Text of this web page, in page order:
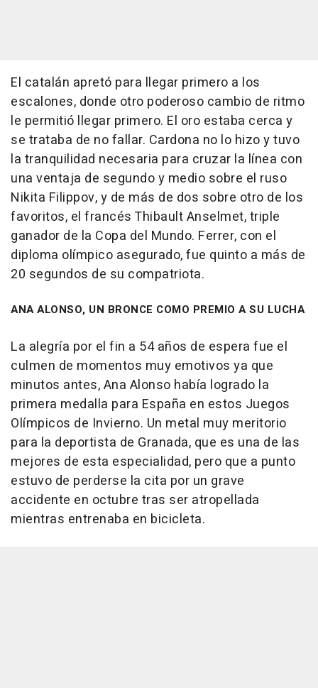
El catalán apretó para llegar primero a los
escalones, donde otro poderoso cambio de ritmo
le permitió llegar primero. El oro estaba cerca y
se trataba de no fallar. Cardona no lo hizo y tuvo
la tranquilidad necesaria para cruzar la línea con
una ventaja de segundo y medio sobre el ruso
Nikita Filippov, y de más de dos sobre otro de los
favoritos, el francés Thibault Anselmet, triple
ganador de la Copa del Mundo. Ferrer, con el
diploma olímpico asegurado, fue quinto a más de
20 segundos de su compatriota.
ANA ALONSO, UN BRONCE COMO PREMIO A SU LUCHA
La alegría por el fin a 54 años de espera fue el
culmen de momentos muy emotivos ya que
minutos antes, Ana Alonso había logrado la
primera medalla para España en estos Juegos
Olímpicos de Invierno. Un metal muy meritorio
para la deportista de Granada, que es una de las
mejores de esta especialidad, pero que a punto
estuvo de perderse la cita por un grave
accidente en octubre tras ser atropellada
mientras entrenaba en bicicleta.